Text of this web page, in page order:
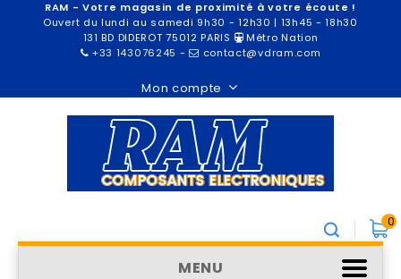
RAM - Votre magasin de proximité à votre écoute !
Ouvert du lundi au samedi 9h30 - 12h30 | 13h45 - 18h30
131 BD DIDEROT 75012 PARIS
Métro Nation
+33 143076245 - contact@vdram.com
Mon compte
0
MENU